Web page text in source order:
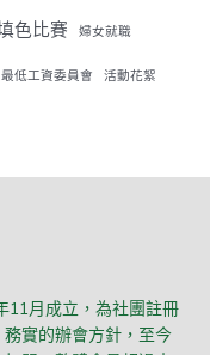
色比賽 婦女就職
最低工資委員會 活動花絮
11月成立，為社團註冊
實的辦會方針，至今